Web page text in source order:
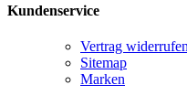
Kundenservice
Vertrag widerrufen
Sitemap
Marken